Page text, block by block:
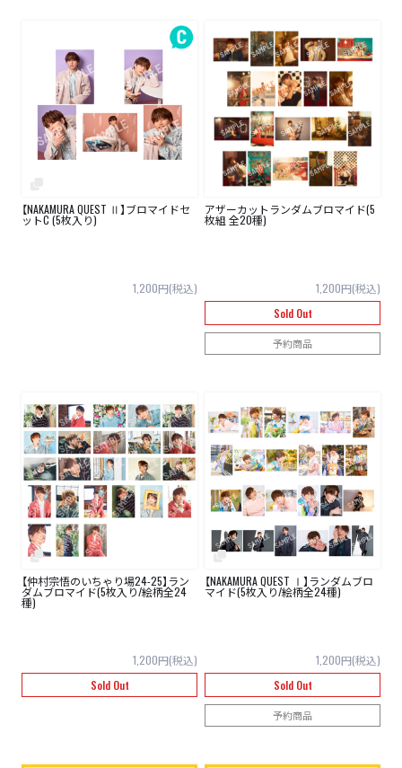
【NAKAMURA QUEST Ⅱ】ブロマイドセ
ットC (5枚入り)
1,200円(税込)
アザーカットランダムブロマイド(5
枚組 全20種)
1,200円(税込)
Sold Out
予約商品
【仲村宗悟のいちゃり場24-25】ラン
ダムブロマイド(5枚入り/絵柄全24
種)
1,200円(税込)
Sold Out
【NAKAMURA QUEST Ⅰ】ランダムブロ
マイド(5枚入り/絵柄全24種)
1,200円(税込)
Sold Out
予約商品